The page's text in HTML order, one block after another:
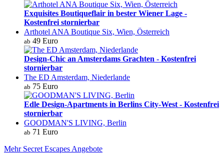
Exquisites Boutiqueflair in bester Wiener Lage -
Kostenfrei stornierbar
Arthotel ANA Boutique Six, Wien, Österreich
ab 49 Euro
Design-Chic an Amsterdams Grachten - Kostenfrei
stornierbar
The ED Amsterdam, Niederlande
ab 75 Euro
Edle Design-Apartments in Berlins City-West - Kostenfrei
stornierbar
GOODMAN'S LIVING, Berlin
ab 71 Euro
Mehr Secret Escapes Angebote